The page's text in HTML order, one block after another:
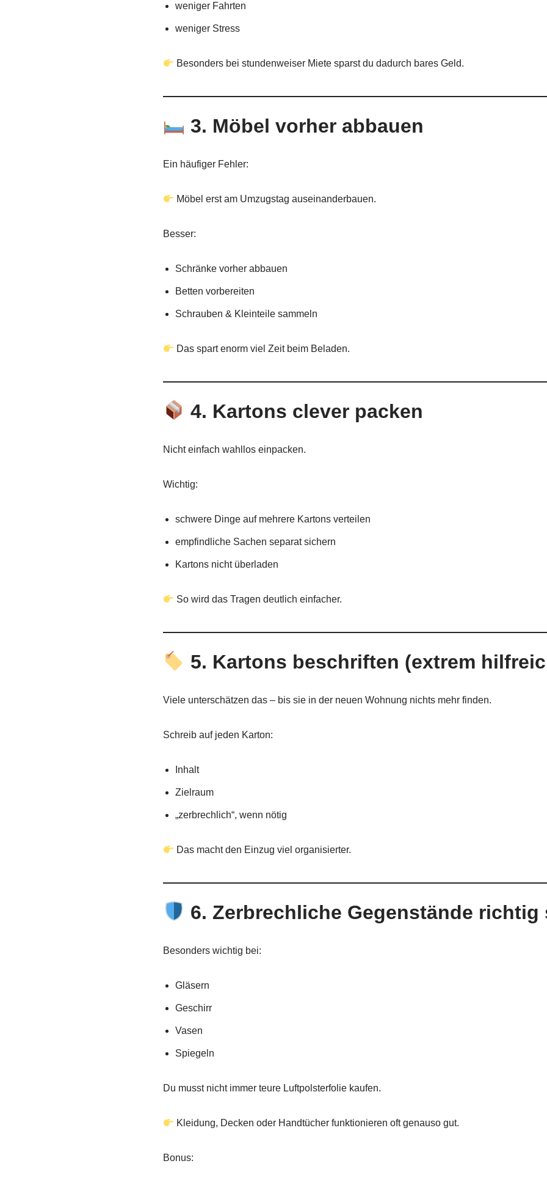
weniger Fahrten
weniger Stress
Besonders bei stundenweiser Miete sparst du dadurch bares Geld.
3. Möbel vorher abbauen
Ein häufiger Fehler:
Möbel erst am Umzugstag auseinanderbauen.
Besser:
Schränke vorher abbauen
Betten vorbereiten
Schrauben & Kleinteile sammeln
Das spart enorm viel Zeit beim Beladen.
4. Kartons clever packen
Nicht einfach wahllos einpacken.
Wichtig:
schwere Dinge auf mehrere Kartons verteilen
empfindliche Sachen separat sichern
Kartons nicht überladen
So wird das Tragen deutlich einfacher.
5. Kartons beschriften (extrem
Viele unterschätzen das – bis sie in der neuen Wohnung nichts mehr finden.
Schreib auf jeden Karton:
Inhalt
Zielraum
„zerbrechlich“, wenn nötig
Das macht den Einzug viel organisierter.
6. Zerbrechliche Gegenstände richtig
Besonders wichtig bei:
Gläsern
Geschirr
Vasen
Spiegeln
Du musst nicht immer teure Luftpolsterfolie kaufen.
Kleidung, Decken oder Handtücher funktionieren oft genauso gut.
Bonus: